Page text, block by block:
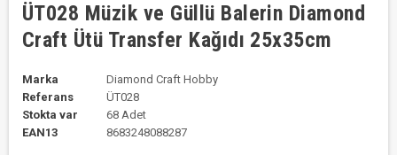
ÜT028 Müzik ve Güllü Balerin Diamond
Craft Ütü Transfer Kağıdı 25x35cm
Marka
Diamond Craft Hobby
Referans
ÜT028
Stokta var
68 Adet
EAN13
8683248088287